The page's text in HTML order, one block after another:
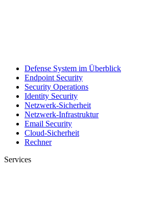
Defense System im Überblick
Endpoint Security
Security Operations
Identity Security
Netzwerk-Sicherheit
Netzwerk-Infrastruktur
Email Security
Cloud-Sicherheit
Rechner
Services